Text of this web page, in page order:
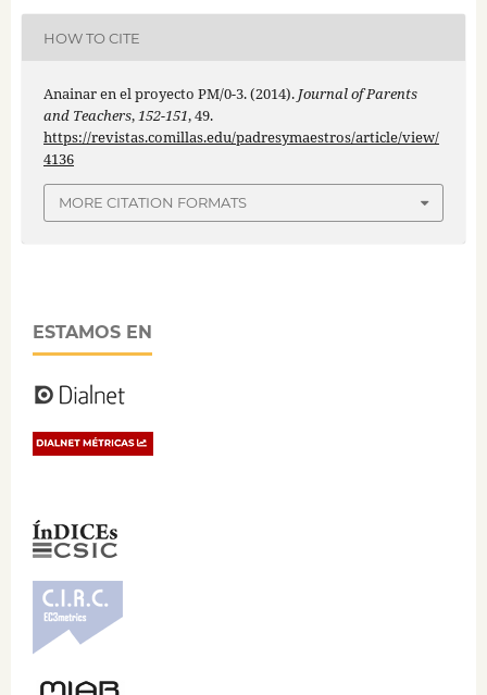
HOW TO CITE
Anainar en el proyecto PM/0-3. (2014). Journal of Parents
and Teachers,152-151, 49.
https://revistas.comillas.edu/padresymaestros/article/view/
4136
MORE CITATION FORMATS
ESTAMOS EN